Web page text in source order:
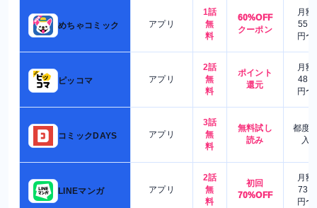
めちゃコミック アプリ
1話
無
料
60%OFF
クーポン
月額
550
円〜
ピッコマ アプリ
2話
無
料
ポイント
還元
月額
480
円〜
コミックDAYS アプリ
3話
無
料
無料試し
読み
都度
入
LINEマンガ アプリ
2話
無
料
初回
70%OFF
月額
730
円〜